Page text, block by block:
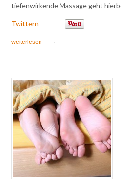
tiefenwirkende Massage geht
Twittern
weiterlesen ·